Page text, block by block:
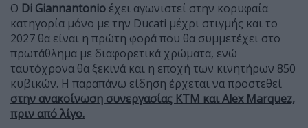
Ο Di Giannantonio έχει αγωνιστεί στην κορυφαία
κατηγορία μόνο με την Ducati μέχρι στιγμής και το
2027 θα είναι η πρώτη φορά που θα συμμετέχει στο
πρωτάθλημα με διαφορετικά χρώματα, ενώ
ταυτόχρονα θα ξεκινά και η εποχή των κινητήρων 850
κυβικών. Η παραπάνω είδηση έρχεται να προστεθεί
στην ανακοίνωση συνεργασίας KTM και Alex Marquez,
πριν από λίγο.